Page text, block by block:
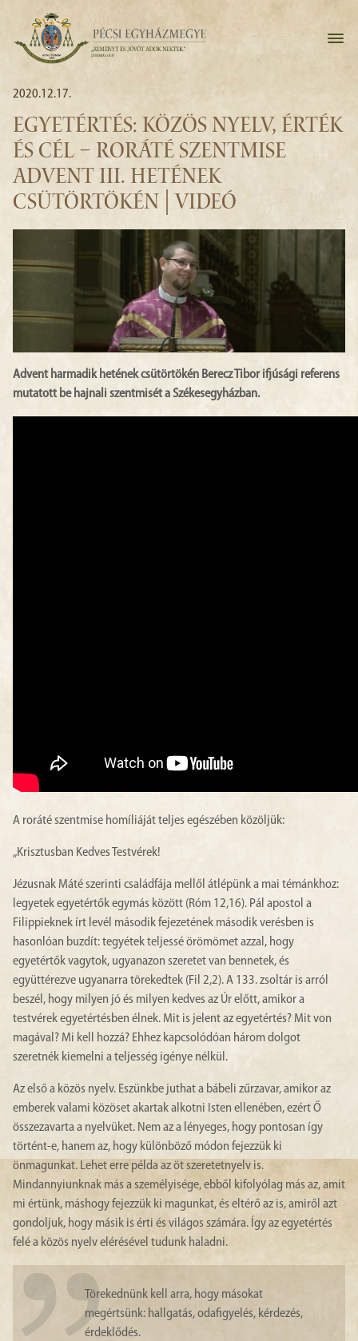
2020.12.17.
EGYETÉRTÉS: KÖZÖS NYELV, ÉRTÉK
ÉS CÉL – RORÁTÉ SZENTMISE
ADVENT III. HETÉNEK
CSÜTÖRTÖKÉN | VIDEÓ
Advent harmadik hetének csütörtökén Berecz Tibor ifjúsági referens
mutatott be hajnali szentmisét a Székesegyházban.
A roráté szentmise homíliáját teljes egészében közöljük:
„Krisztusban Kedves Testvérek!
Jézusnak Máté szerinti családfája mellől átlépünk a mai témánkhoz:
legyetek egyetértők egymás között (Róm 12,16). Pál apostol a
Filippieknek írt levél második fejezetének második verésben is
hasonlóan buzdít: tegyétek teljessé örömömet azzal, hogy
egyetértők vagytok, ugyanazon szeretet van bennetek, és
együttérezve ugyanarra törekedtek (Fil 2,2). A 133. zsoltár is arról
beszél, hogy milyen jó és milyen kedves az Úr előtt, amikor a
testvérek egyetértésben élnek. Mit is jelent az egyetértés? Mit von
magával? Mi kell hozzá? Ehhez kapcsolódóan három dolgot
szeretnék kiemelni a teljesség igénye nélkül.
Az első a közös nyelv. Eszünkbe juthat a bábeli zűrzavar, amikor az
emberek valami közöset akartak alkotni Isten ellenében, ezért Ő
összezavarta a nyelvüket. Nem az a lényeges, hogy pontosan így
történt-e, hanem az, hogy különböző módon fejezzük ki
önmagunkat. Lehet erre példa az öt szeretetnyelv is.
Mindannyiunknak más a személyisége, ebből kifolyólag más az, amit
mi értünk, máshogy fejezzük ki magunkat, és eltérő az is, amiről azt
gondoljuk, hogy másik is érti és világos számára. Így az egyetértés
felé a közös nyelv elérésével tudunk haladni.
Törekednünk kell arra, hogy másokat
megértsünk: hallgatás, odafigyelés, kérdezés,
érdeklődés.